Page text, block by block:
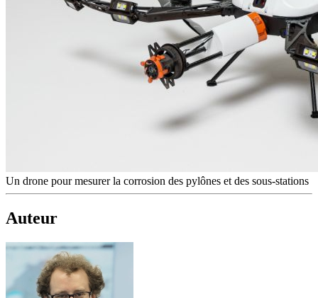
Un drone pour mesurer la corrosion des pylônes et des sous-stations
Auteur